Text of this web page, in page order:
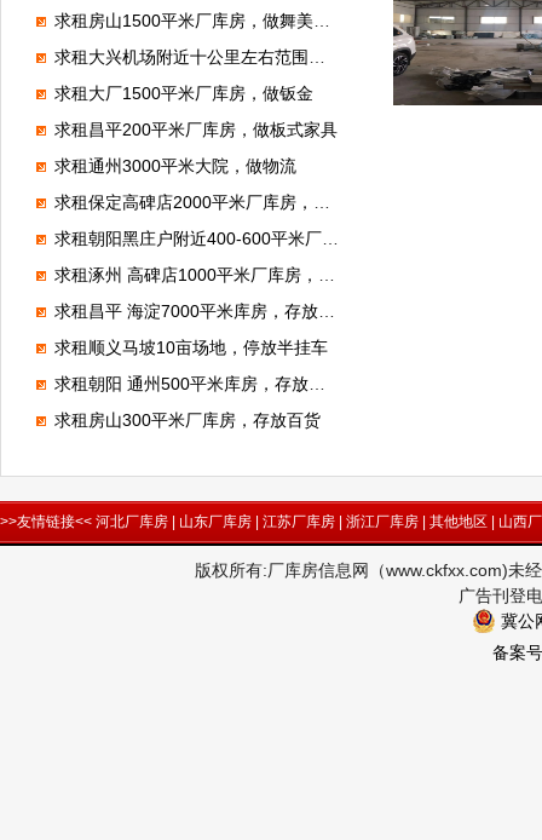
求租房山1500平米厂库房，做舞美展览
求租大兴机场附近十公里左右范围库房厂房1000平米左右能进大车的
求租大厂1500平米厂库房，做钣金
求租昌平200平米厂库房，做板式家具
求租通州3000平米大院，做物流
求租保定高碑店2000平米厂库房，加工无纺布
求租朝阳黑庄户附近400-600平米厂库房，做市区配送
求租涿州 高碑店1000平米厂库房，做装修材料
求租昌平 海淀7000平米库房，存放电子产品
求租顺义马坡10亩场地，停放半挂车
求租朝阳 通州500平米库房，存放狗粮
求租房山300平米厂库房，存放百货
>>友情链接<< 河北厂库房 | 山东厂库房 | 江苏厂库房 | 浙江厂库房 | 其他地区 | 山西
版权所有:厂库房信息网（www.ckfxx.com)未
广告刊登
冀公
备案